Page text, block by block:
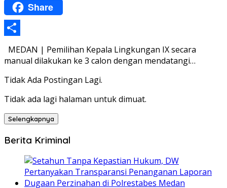
WhatsApp
Share
Share
MEDAN | Pemilihan Kepala Lingkungan IX secara
manual dilakukan ke 3 calon dengan mendatangi…
Tidak Ada Postingan Lagi.
Tidak ada lagi halaman untuk dimuat.
Selengkapnya
Berita Kriminal